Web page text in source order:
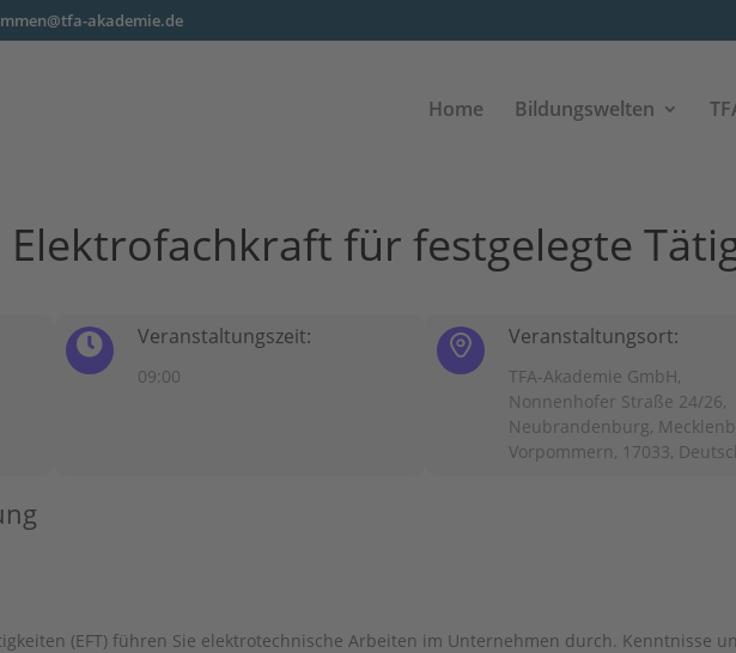
akademie.de
Home Bildungswelten
Elektrofachkraft für festgelegte
Veranstaltungszeit:
09:00
Veranstaltungsort:
TFA-Akademie GmbH,
Nonnenhofer Straße 24/26,
Neubrandenburg,
Vorpommern, 17033,
(EFT) führen Sie elektrotechnische Arbeiten im Unternehmen durch. Kenntnisse